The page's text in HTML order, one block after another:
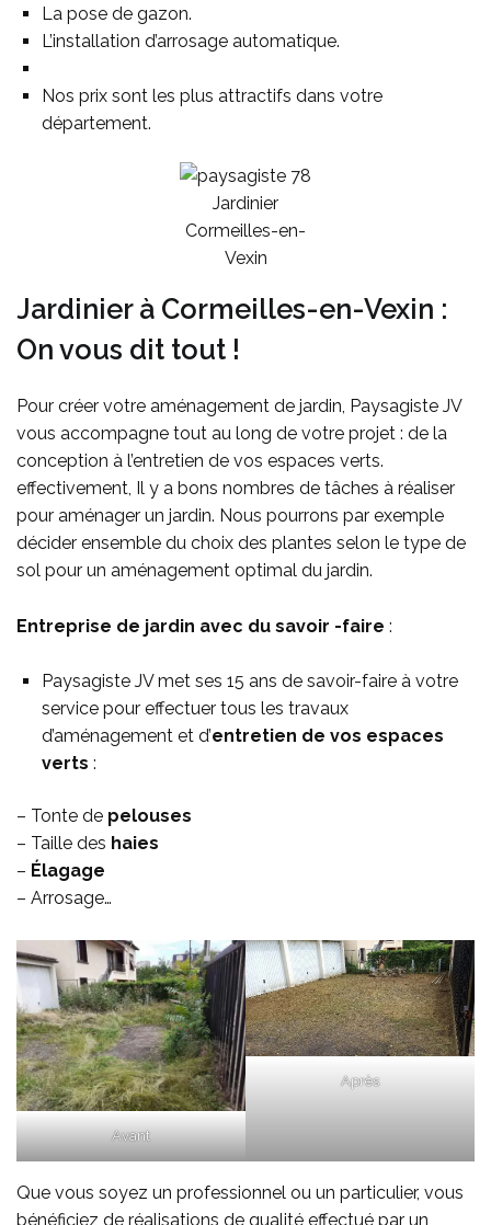
La pose de gazon.
L’installation d’arrosage automatique.
Nos prix sont les plus attractifs dans votre
département.
Jardinier
Cormeilles-en-
Vexin
Jardinier à Cormeilles-en-Vexin :
On vous dit tout !
Pour créer votre aménagement de jardin, Paysagiste JV
vous accompagne tout au long de votre projet : de la
conception à l’entretien de vos espaces verts.
effectivement, Il y a bons nombres de tâches à réaliser
pour aménager un jardin. Nous pourrons par exemple
décider ensemble du choix des plantes selon le type de
sol pour un aménagement optimal du jardin.
Entreprise de jardin avec du savoir -faire :
Paysagiste JV met ses 15 ans de savoir-faire à votre
service pour effectuer tous les travaux
d’aménagement et d’entretien de vos espaces
verts :
– Tonte de pelouses
– Taille des haies
– Élagage
– Arrosage…
Avant
Après
Que vous soyez un professionnel ou un particulier, vous
bénéficiez de réalisations de qualité effectué par un